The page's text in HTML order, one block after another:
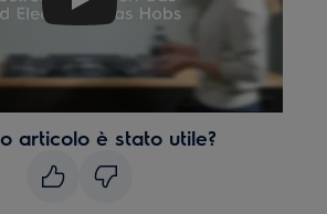
Play
articolo è stato utile?